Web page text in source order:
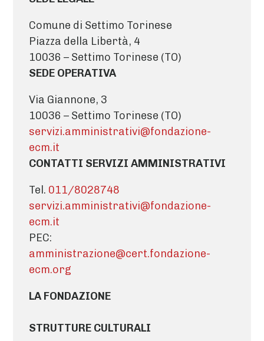
Comune di Settimo Torinese
Piazza della Libertà, 4
10036 – Settimo Torinese (TO)
SEDE OPERATIVA
Via Giannone, 3
10036 – Settimo Torinese (TO)
servizi.amministrativi@fondazione-
ecm.it
CONTATTI SERVIZI AMMINISTRATIVI
Tel. 011/8028748
servizi.amministrativi@fondazione-
ecm.it
PEC:
amministrazione@cert.fondazione-
ecm.org
LA FONDAZIONE
STRUTTURE CULTURALI